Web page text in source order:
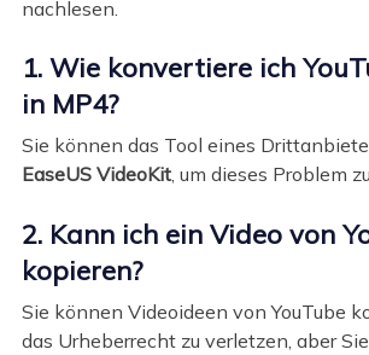
nachlesen.
1. Wie konvertiere ich
in MP4?
Sie können das Tool eines
EaseUS VideoKit, um dieses Problem
2. Kann ich ein Video von
kopieren?
Sie können Videoideen von YouTube
das Urheberrecht zu verletzen, aber